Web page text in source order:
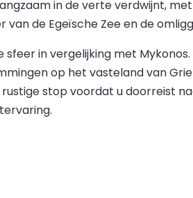
in de verte verdwijnt,
de Egeïsche Zee en de
in vergelijking met
op het vasteland van
stop voordat u doorreist